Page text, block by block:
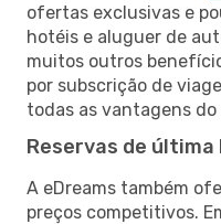
ofertas exclusivas e
hotéis e aluguer de
muitos outros
por subscrição de
todas as vantagens do
Reservas de última
A eDreams também
preços competitivos.